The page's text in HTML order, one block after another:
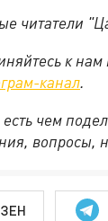
читатели
к нам
канал.
чем
вопросы,